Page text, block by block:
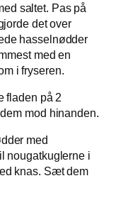
saltet. Pas på
det over
hasselnødder
med en
i fryseren.
fladen på 2
mod hinanden.
med
nougatkuglerne i
knas. Sæt dem